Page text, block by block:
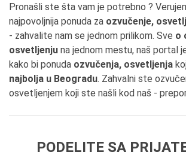
Pronašli ste šta vam je potrebno ?
najpovoljnija ponuda za ozvučenje,
- zahvalite nam se jednom prilikom. Sve o
osvetljenju na jednom mestu, naš portal
kako bi ponuda ozvučenja, osvetljenja
najbolja u Beogradu. Zahvalni ste
osvetljenjem koji ste našli kod naš -
PODELITE SA